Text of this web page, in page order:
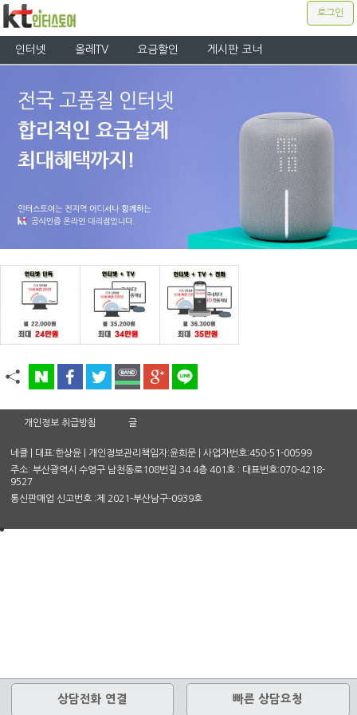
로그인
인터넷 올레TV 요금할인 게시판 코너
개인정보 취급방침 글
네클 | 대표:한상윤 | 개인정보관리책임자:윤희문 | 사업자번호:450-51-00599
주소: 부산광역시 수영구 남천동로108번길 34 4층 401호 : 대표번호:070-4218-
9527
통신판매업 신고번호 :제 2021-부산남구-0939호
상담전화 연결 빠른 상담요청